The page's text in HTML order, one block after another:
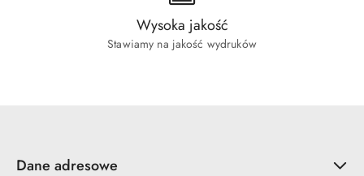
Wysoka jakość
Stawiamy na jakość wydruków
Dane adresowe